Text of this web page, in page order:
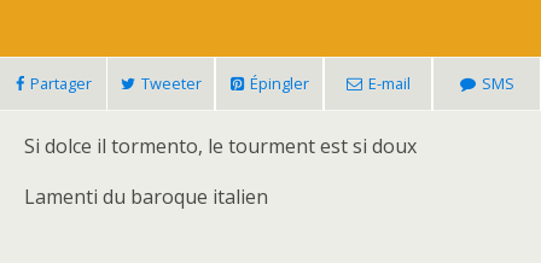
Partager Tweeter Épingler E-mail SMS
Si dolce il tormento, le tourment est si doux
Lamenti du baroque italien